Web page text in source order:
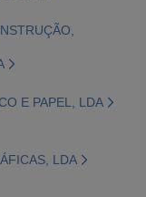
E PAPEL, LDA
LDA